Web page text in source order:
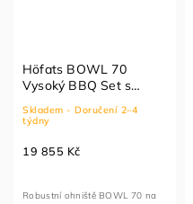
Höfats BOWL 70
Vysoký BBQ Set s
Skladem - Doručení 2–4
týdny
19 855 Kč
Robustní ohniště BOWL 70 na